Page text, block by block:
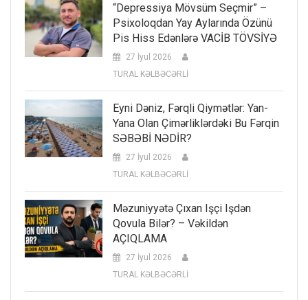
“Depressiya Mövsüm Seçmir” –
Psixoloqdan Yay Aylarında Özünü
Pis Hiss Edənlərə VACİB TÖVSİYƏ
27 İyul 2026
TURAL KƏLBƏCƏRLİ
Eyni Dəniz, Fərqli Qiymətlər: Yan-
Yana Olan Çimərliklərdəki Bu Fərqin
SƏBƏBİ NƏDİR?
27 İyul 2026
TURAL KƏLBƏCƏRLİ
Məzuniyyətə Çıxan Işçi Işdən
Qovula Bilər? – Vəkildən
AÇIQLAMA
27 İyul 2026
TURAL KƏLBƏCƏRLİ